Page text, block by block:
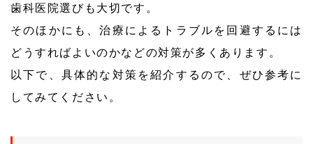
歯科医院選びも大切です。
そのほかにも、治療によるトラブルを回避するには
どうすればよいのかなどの対策が多くあります。
以下で、具体的な対策を紹介するので、ぜひ参考に
してみてください。